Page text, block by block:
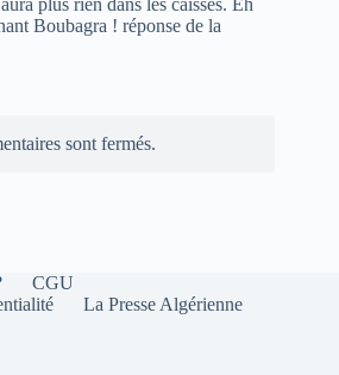
plus rien dans les caisses. Eh
Boubagra ! réponse de la
sont fermés.
CGU
La Presse Algérienne